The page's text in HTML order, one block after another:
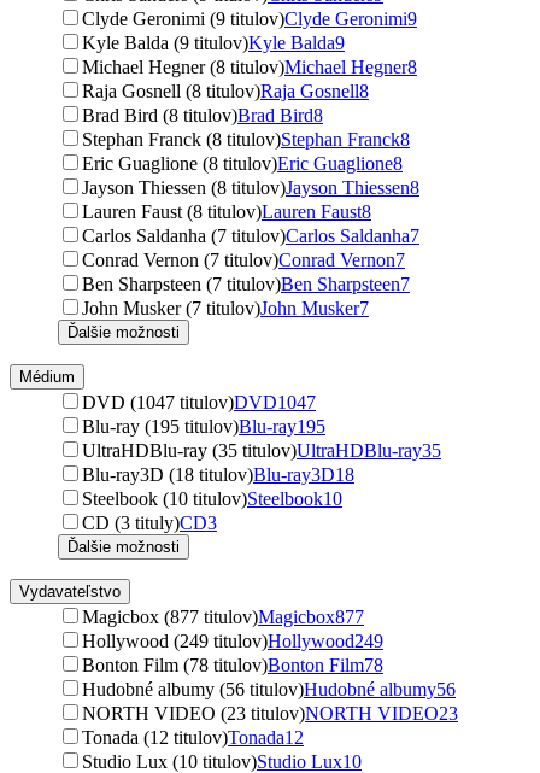
Clyde Geronimi (9 titulov)Clyde Geronimi9
Kyle Balda (9 titulov)Kyle Balda9
Michael Hegner (8 titulov)Michael Hegner8
Raja Gosnell (8 titulov)Raja Gosnell8
Brad Bird (8 titulov)Brad Bird8
Stephan Franck (8 titulov)Stephan Franck8
Eric Guaglione (8 titulov)Eric Guaglione8
Jayson Thiessen (8 titulov)Jayson Thiessen8
Lauren Faust (8 titulov)Lauren Faust8
Carlos Saldanha (7 titulov)Carlos Saldanha7
Conrad Vernon (7 titulov)Conrad Vernon7
Ben Sharpsteen (7 titulov)Ben Sharpsteen7
John Musker (7 titulov)John Musker7
Ďalšie možnosti
Médium
DVD (1047 titulov)DVD1047
Blu-ray (195 titulov)Blu-ray195
UltraHDBlu-ray (35 titulov)UltraHDBlu-ray35
Blu-ray3D (18 titulov)Blu-ray3D18
Steelbook (10 titulov)Steelbook10
CD (3 tituly)CD3
Ďalšie možnosti
Vydavateľstvo
Magicbox (877 titulov)Magicbox877
Hollywood (249 titulov)Hollywood249
Bonton Film (78 titulov)Bonton Film78
Hudobné albumy (56 titulov)Hudobné albumy56
NORTH VIDEO (23 titulov)NORTH VIDEO23
Tonada (12 titulov)Tonada12
Studio Lux (10 titulov)Studio Lux10